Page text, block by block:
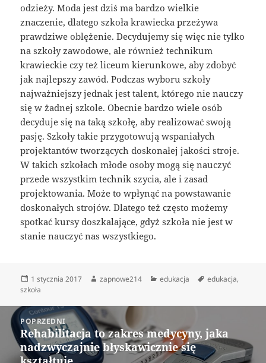
odzieży. Moda jest dziś ma bardzo wielkie
znaczenie, dlatego szkoła krawiecka przeżywa
prawdziwe oblężenie. Decydujemy się więc nie tylko
na szkoły zawodowe, ale również technikum
krawieckie czy też liceum kierunkowe, aby zdobyć
jak najlepszy zawód. Podczas wyboru szkoły
najważniejszy jednak jest talent, którego nie nauczy
się w żadnej szkole. Obecnie bardzo wiele osób
decyduje się na taką szkołę, aby realizować swoją
pasję. Szkoły takie przygotowują wspaniałych
projektantów tworzących doskonałej jakości stroje.
W takich szkołach młode osoby mogą się nauczyć
przede wszystkim technik szycia, ale i zasad
projektowania. Może to wpłynąć na powstawanie
doskonałych strojów. Dlatego też często możemy
spotkać kursy doszkalające, gdyż szkoła nie jest w
stanie nauczyć nas wszystkiego.
Data
publikacji
1 stycznia 2017 Autor
zapnowe214 Kategorie
edukacja Tagi
edukacja,
szkoła
Nawigacja
wpisuPOPRZEDNI
Poprzedni
wpis:
Rehabilitacja to zakres medycyny, jaka
nadzwyczajnie błyskawicznie się